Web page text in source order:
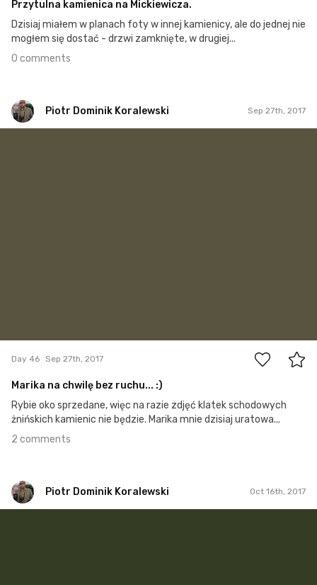
Przytulna kamienica na Mickiewicza.
Dzisiaj miałem w planach foty w innej kamienicy, ale do jednej nie
mogłem się dostać - drzwi zamknięte, w drugiej...
0 comments
Piotr Dominik Koralewski Sep 27th, 2017
Day 46 Sep 27th, 2017
Marika na chwilę bez ruchu... :)
Rybie oko sprzedane, więc na razie zdjęć klatek schodowych
żnińskich kamienic nie będzie. Marika mnie dzisiaj uratowa...
2 comments
Piotr Dominik Koralewski Oct 16th, 2017